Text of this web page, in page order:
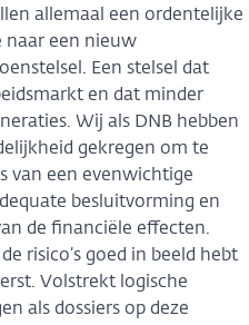
allemaal een ordentelijke
naar een nieuw
Een stelsel dat
en dat minder
Wij als DNB hebben
gekregen om te
van een evenwichtige
besluitvorming en
de financiële effecten.
risico’s goed in beeld hebt
Volstrekt logische
als dossiers op deze